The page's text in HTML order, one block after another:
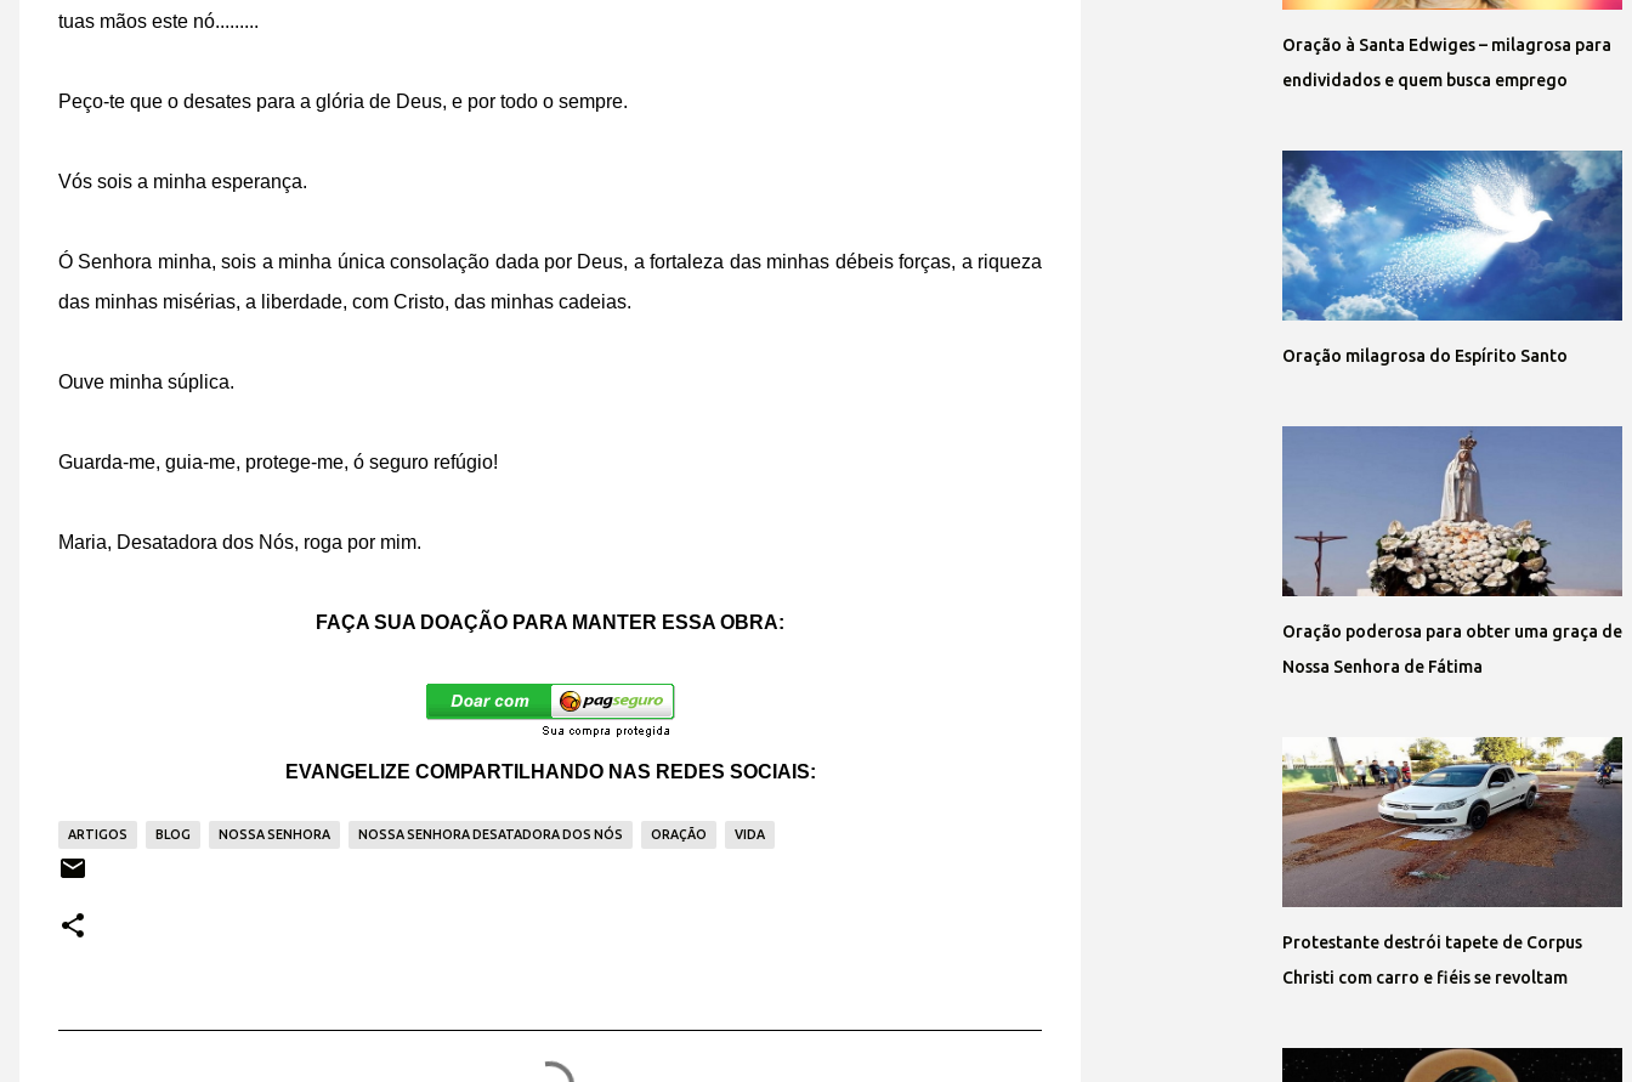
tuas mãos este nó.........
Peço-te que o desates para a glória de Deus, e por todo o sempre.
Vós sois a minha esperança.
Ó Senhora minha, sois a minha única consolação dada por Deus, a fortaleza das minhas débeis forças, a riqueza
das minhas misérias, a liberdade, com Cristo, das minhas cadeias.
Ouve minha súplica.
Guarda-me, guia-me, protege-me, ó seguro refúgio!
Maria, Desatadora dos Nós, roga por mim.
FAÇA SUA DOAÇÃO PARA MANTER ESSA OBRA:
EVANGELIZE COMPARTILHANDO NAS REDES SOCIAIS:
ARTIGOS BLOG NOSSA SENHORA NOSSA SENHORA DESATADORA DOS NÓS ORAÇÃO VIDA
Oração à Santa Edwiges – milagrosa para
endividados e quem busca emprego
Oração milagrosa do Espírito Santo
Oração poderosa para obter uma graça de
Nossa Senhora de Fátima
Protestante destrói tapete de Corpus
Christi com carro e fiéis se revoltam